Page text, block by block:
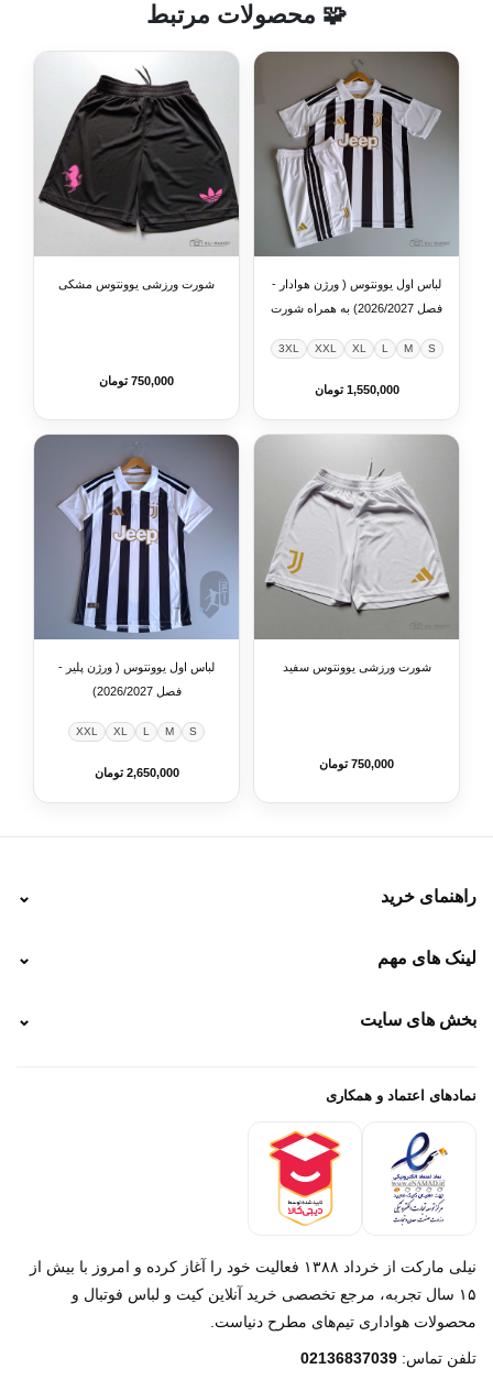
🧩 محصولات مرتبط
لباس اول یوونتوس ( ورژن هوادار -
فصل 2026/2027) به همراه شورت
S
M
L
XL
XXL
3XL
1,550,000 تومان
شورت ورزشی یوونتوس مشکی
750,000 تومان
شورت ورزشی یوونتوس سفید
750,000 تومان
لباس اول یوونتوس ( ورژن پلیر -
فصل 2026/2027)
S
M
L
XL
XXL
2,650,000 تومان
راهنمای خرید ⌄
نحوه پرداخت
راهنمای سفارش
لینک های مهم ⌄
رهگیری تیپاکس
خرید لباس جدید بارسلونا 2025/2026
بخش های سایت ⌄
پرداخت باز
تماس با ما
نمادهای اعتماد و همکاری
نیلی مارکت از خرداد ۱۳۸۸ فعالیت خود را آغاز کرده و امروز با بیش از
۱۵ سال تجربه، مرجع تخصصی خرید آنلاین کیت و لباس فوتبال و
محصولات هواداری تیم‌های مطرح دنیاست.
تلفن تماس: 02136837039
پشتیبانی روبیکا‌